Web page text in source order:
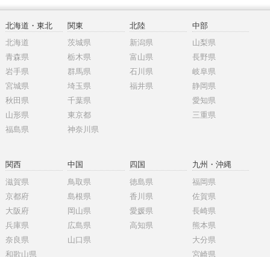
北海道・東北
北海道
青森県
岩手県
宮城県
秋田県
山形県
福島県
関東
茨城県
栃木県
群馬県
埼玉県
千葉県
東京都
神奈川県
北陸
新潟県
富山県
石川県
福井県
中部
山梨県
長野県
岐阜県
静岡県
愛知県
三重県
関西
滋賀県
京都府
大阪府
兵庫県
奈良県
和歌山県
中国
鳥取県
島根県
岡山県
広島県
山口県
四国
徳島県
香川県
愛媛県
高知県
九州・沖縄
福岡県
佐賀県
長崎県
熊本県
大分県
宮崎県